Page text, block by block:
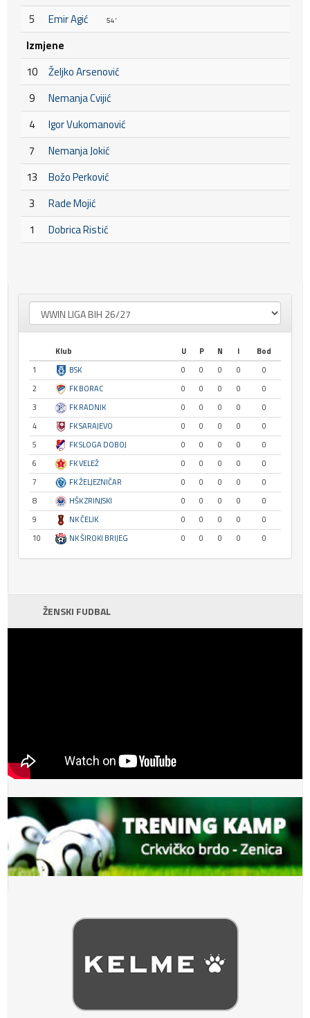
5 Emir Agić 54'
Izmjene
10
Željko Arsenović
9
Nemanja Cvijić
4
Igor Vukomanović
7
Nemanja Jokić
13
Božo Perković
3
Rade Mojić
1
Dobrica Ristić
Klub U P N I
Bod
1
BSK 0 0 0 0
0
2
FK BORAC 0 0 0 0
0
3
FK RADNIK 0 0 0 0
0
4
FK SARAJEVO 0 0 0 0
0
5
FK SLOGA DOBOJ 0 0 0 0
0
6
FK VELEŽ 0 0 0 0
0
7
FK ŽELJEZNIČAR 0 0 0 0
0
8
HŠK ZRINJSKI 0 0 0 0
0
9
NK ČELIK 0 0 0 0
0
10
NK ŠIROKI BRIJEG 0 0 0 0 0
ŽENSKI FUDBAL